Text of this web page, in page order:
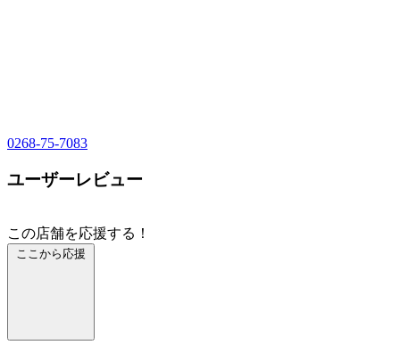
0268-75-7083
ユーザーレビュー
この店舗を応援する！
ここから応援